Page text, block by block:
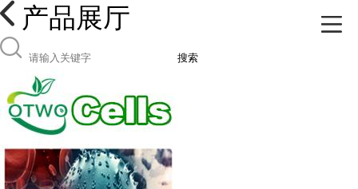
产品展厅
搜索